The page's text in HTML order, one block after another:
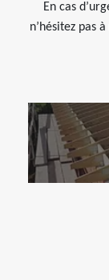
En cas
n’hésitez pas